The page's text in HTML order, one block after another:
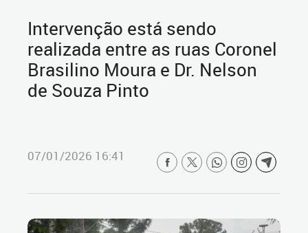
Intervenção está sendo
realizada entre as ruas Coronel
Brasilino Moura e Dr. Nelson
de Souza Pinto
07/01/2026 16:41